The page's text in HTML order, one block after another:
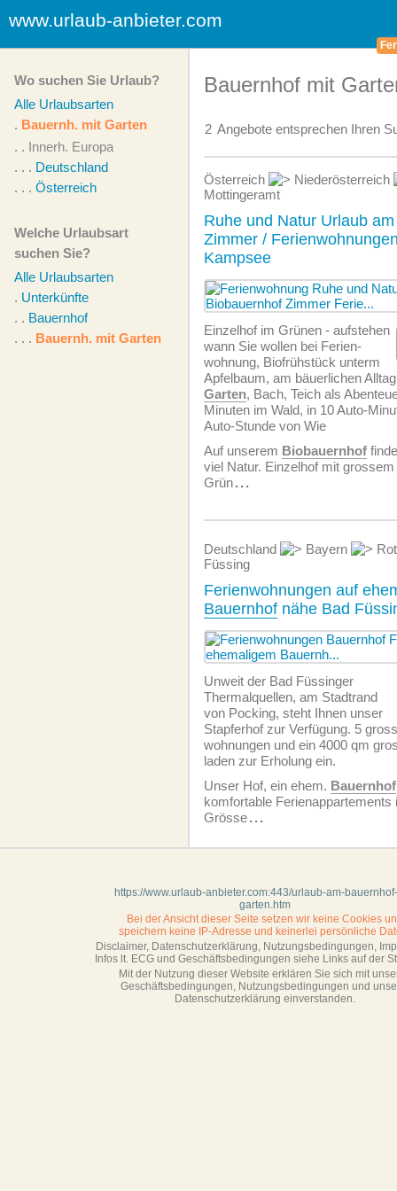
www.urlaub-anbieter.com
Wo suchen Sie Urlaub?
Alle Urlaubsarten
. Bauernh. mit Garten
. . Innerh. Europa
. . . Deutschland
. . . Österreich
Welche Urlaubsart
suchen Sie?
Alle Urlaubsarten
. Unterkünfte
. . Bauernhof
. . . Bauernh. mit Garten
Bauernhof mit
2 Angebote entsprechen Ihren
Österreich
Niederösterreich
Mottingeramt
Ruhe und Natur Urlaub
Zimmer /
Kampsee
Einzelhof im Grünen - aufstehen
wann Sie wollen bei Ferien­
wohnung, Biofrühstück unterm
Apfelbaum, am bäuerlichen
Garten, Bach, Teich als
Minuten im Wald, in 10 Auto-
Auto-Stunde von Wie
Auf unserem Biobauernhof
viel Natur. Einzelhof mit grossem
Grün...
Deutschland Bayern
Füssing
Ferienwohnungen auf
Bauernhof nähe Bad
Unweit der Bad Füssinger
Thermalquellen, am Stadtrand
von Pocking, steht Ihnen unser
Stapferhof zur Verfügung. 5
wohnungen und ein 4000 qm
laden zur Erholung ein.
Unser Hof, ein ehem. Bauernhof
komfortable Ferienappartements
Grösse...
https://www.urlaub-anbieter.com:443/urlaub-am-
garten.htm
Bei der Ansicht dieser Seite setzen wir keine Cookies
speichern keine IP-Adresse und keinerlei persönliche
Disclaimer, Datenschutzerklärung, Nutzungsbedingungen,
Infos lt. ECG und Geschäftsbedingungen siehe Links auf der
Mit der Nutzung dieser Website erklären Sie sich mit
Geschäftsbedin­gungen, Nutzungsbedingungen und
Datenschutzerklärung einverstanden.